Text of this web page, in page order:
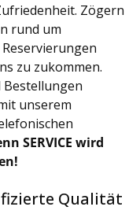
Zögern
rund um
zu zukommen.
unserem
SERVICE wird
Qualität